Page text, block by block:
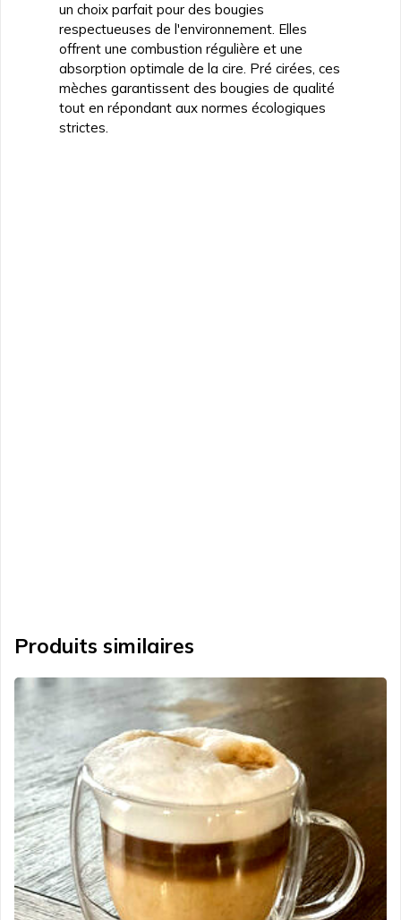
un choix parfait pour des bougies
respectueuses de l'environnement. Elles
offrent une combustion régulière et une
absorption optimale de la cire. Pré cirées, ces
mèches garantissent des bougies de qualité
tout en répondant aux normes écologiques
strictes.
Produits similaires